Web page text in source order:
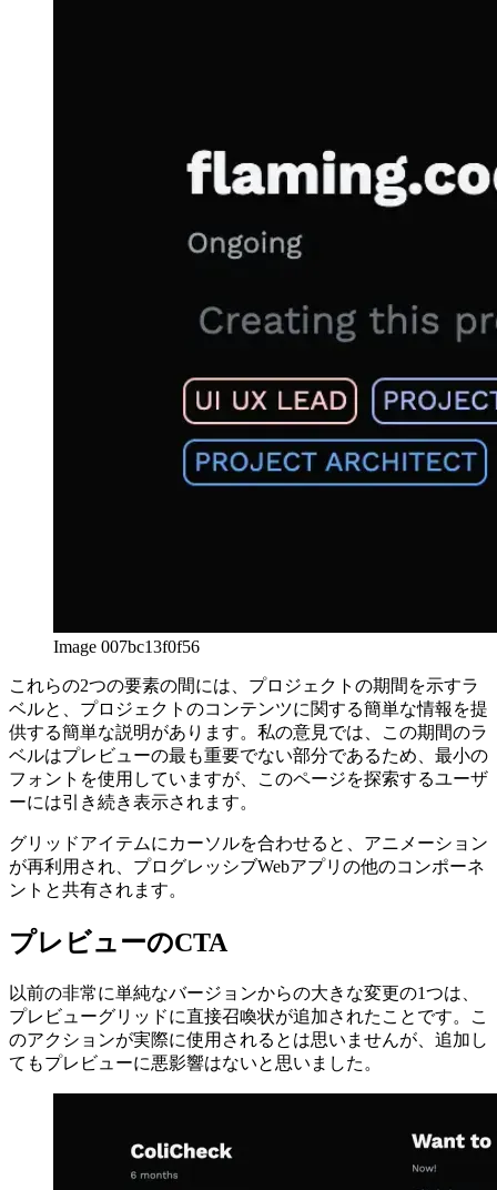
Image 007bc13f0f56
これらの2つの要素の間には、プロジェクトの期間を示すラ
ベルと、プロジェクトのコンテンツに関する簡単な情報を提
ベルはプレビューの最も重要でない部分であるため、最小の
フォントを使用していますが、このページを探索するユーザ
ーには引き続き表示されます。
グリッドアイテムにカーソルを合わせると、アニメーション
ントと共有されます。
プレビューのCTA
以前の非常に単純なバージョンからの大きな変更の1つは、
のアクションが実際に使用されるとは思いませんが、追加し
てもプレビューに悪影響はないと思いました。